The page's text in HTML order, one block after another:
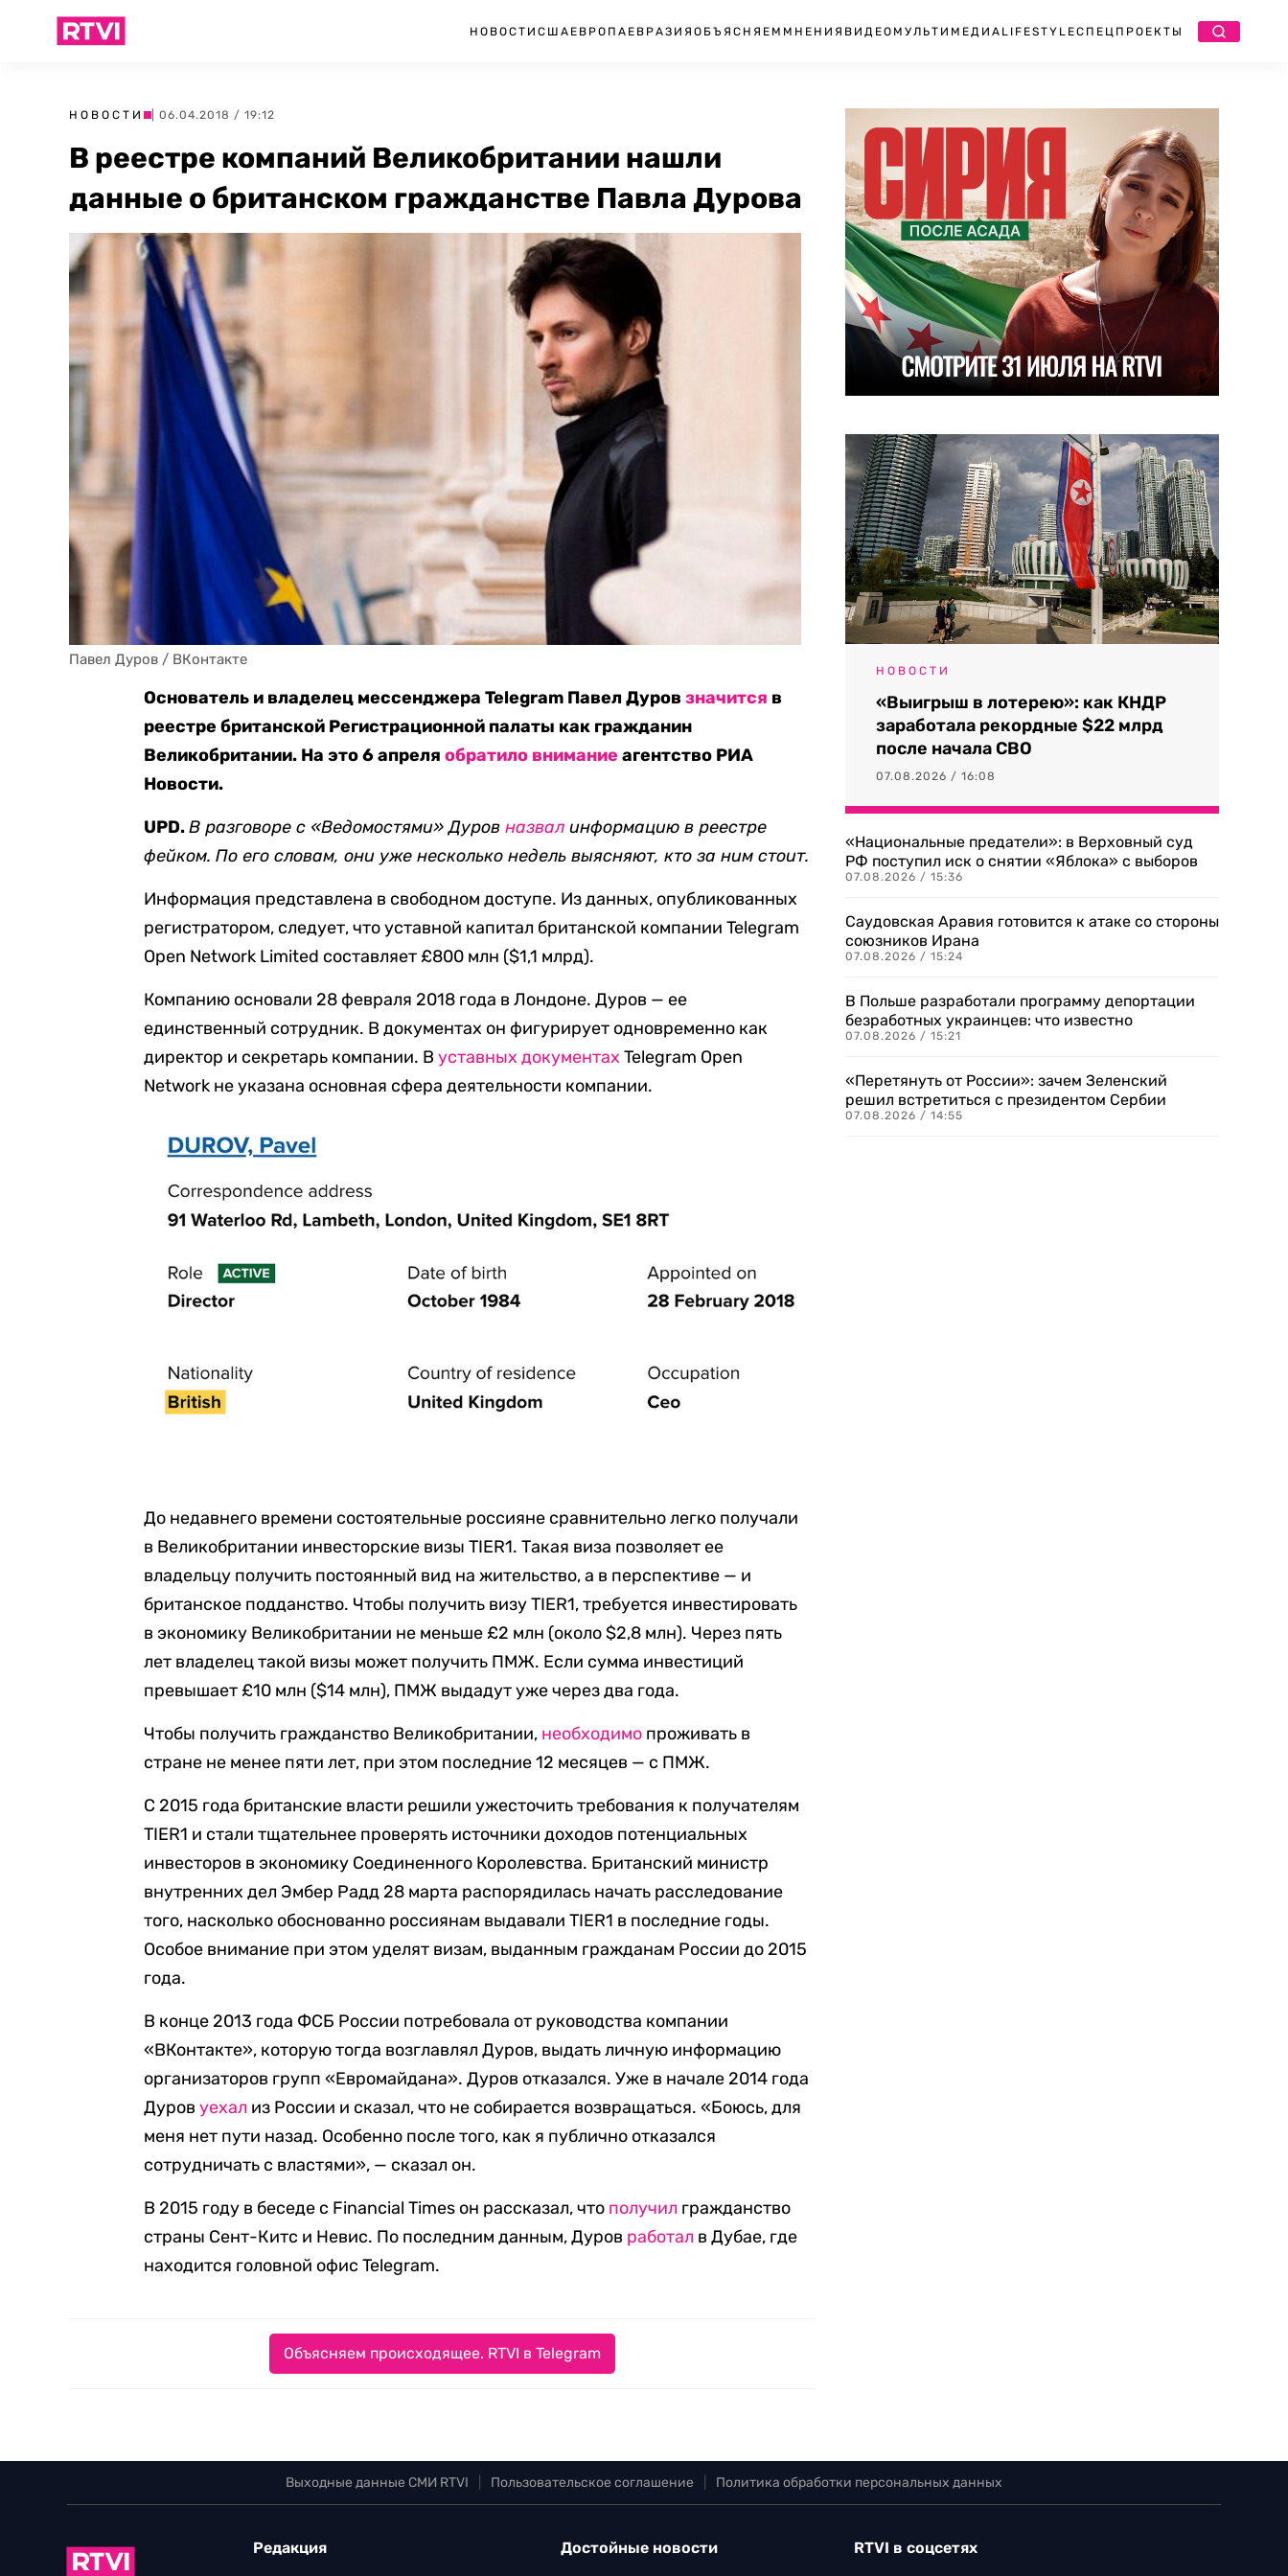
НОВОСТИ США ЕВРОПА ЕВРАЗИЯ ОБЪЯСНЯЕМ МНЕНИЯ ВИДЕО МУЛЬТИМЕДИА LIFESTYLEСПЕЦПРОЕКТЫ
НОВОСТИ | 06.04.2018 / 19:12
В реестре компаний Великобритании нашли
данные о британском гражданстве Павла Дурова
Павел Дуров / ВКонтакте
Основатель и владелец мессенджера Telegram Павел Дуров значится в
реестре британской Регистрационной палаты как гражданин
Великобритании. На это 6 апреля обратило внимание агентство РИА
Новости.
UPD.В разговоре с «Ведомостями» Дуров назвал информацию в реестре
фейком. По его словам, они уже несколько недель выясняют, кто за ним стоит.
Информация представлена в свободном доступе. Из данных, опубликованных
регистратором, следует, что уставной капитал британской компании Telegram
Open Network Limited составляет £800 млн ($1,1 млрд).
Компанию основали 28 февраля 2018 года в Лондоне. Дуров — ее
единственный сотрудник. В документах он фигурирует одновременно как
директор и секретарь компании. В уставных документах Telegram Open
Network не указана основная сфера деятельности компании.
До недавнего времени состоятельные россияне сравнительно легко получали
в Великобритании инвесторские визы TIER1. Такая виза позволяет ее
владельцу получить постоянный вид на жительство, а в перспективе — и
британское подданство. Чтобы получить визу TIER1, требуется инвестировать
в экономику Великобритании не меньше £2 млн (около $2,8 млн). Через пять
лет владелец такой визы может получить ПМЖ. Если сумма инвестиций
превышает £10 млн ($14 млн), ПМЖ выдадут уже через два года.
Чтобы получить гражданство Великобритании, необходимо проживать в
стране не менее пяти лет, при этом последние 12 месяцев — с ПМЖ.
С 2015 года британские власти решили ужесточить требования к получателям
TIER1 и стали тщательнее проверять источники доходов потенциальных
инвесторов в экономику Соединенного Королевства. Британский министр
внутренних дел Эмбер Радд 28 марта распорядилась начать расследование
того, насколько обоснованно россиянам выдавали TIER1 в последние годы.
Особое внимание при этом уделят визам, выданным гражданам России до 2015
года.
В конце 2013 года ФСБ России потребовала от руководства компании
«ВКонтакте», которую тогда возглавлял Дуров, выдать личную информацию
организаторов групп «Евромайдана». Дуров отказался. Уже в начале 2014 года
Дуров уехал из России и сказал, что не собирается возвращаться. «Боюсь, для
меня нет пути назад. Особенно после того, как я публично отказался
сотрудничать с властями», — сказал он.
В 2015 году в беседе с Financial Times он рассказал, что получил гражданство
страны Сент-Китс и Невис. По последним данным, Дуров работал в Дубае, где
находится головной офис Telegram.
Объясняем происходящее. RTVI в Telegram
НОВОСТИ
«Выигрыш в лотерею»: как КНДР
заработала рекордные $22 млрд
после начала СВО
07.08.2026 / 16:08
«Национальные предатели»: в Верховный суд
РФ поступил иск о снятии «Яблока» с выборов
07.08.2026 / 15:36
Саудовская Аравия готовится к атаке со стороны
союзников Ирана
07.08.2026 / 15:24
В Польше разработали программу депортации
безработных украинцев: что известно
07.08.2026 / 15:21
«Перетянуть от России»: зачем Зеленский
решил встретиться с президентом Сербии
07.08.2026 / 14:55
Выходные данные СМИ RTVI Пользовательское соглашение Политика обработки персональных данных
Редакция Достойные новости RTVI в соцсетях